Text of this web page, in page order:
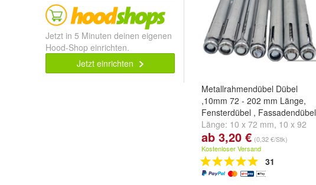
Jetzt in 5 Minuten deinen eigenen
Hood-Shop einrichten.
Jetzt einrichten
Metallrahmendübel Dübel
,10mm 72 - 202 mm Länge,
Fensterdübel , Fassadendübel
Länge: 10 x 72 mm, 10 x 92
mm ,10 x 112 mmund
...
ab 3,20 € (0,32 €/Stk)
Kostenloser Versand
31